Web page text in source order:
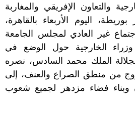
والتعاون الإفريقي والمغاربة
اليوم الأربعاء بالقاهرة،
غير العادي لمجلس الجامعة
الخارجية حول الوضع في
الملك محمد السادس، نصره
من منطق الصراع والعنف، إلى
وبناء فضاء مزدهر لجميع شعوب